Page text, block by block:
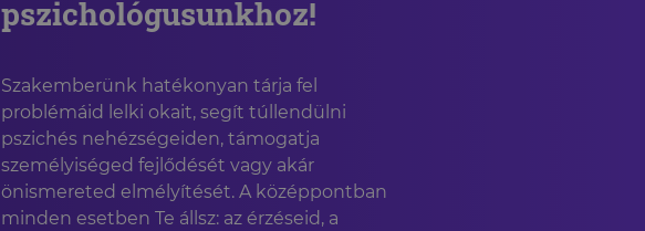
pszichológusunkhoz!
Szakemberünk hatékonyan tárja fel
problémáid lelki okait, segít túllendülni
pszichés nehézségeiden, támogatja
személyiséged fejlődését vagy akár
önismereted elmélyítését. A középpontban
minden esetben Te állsz: az érzéseid, a